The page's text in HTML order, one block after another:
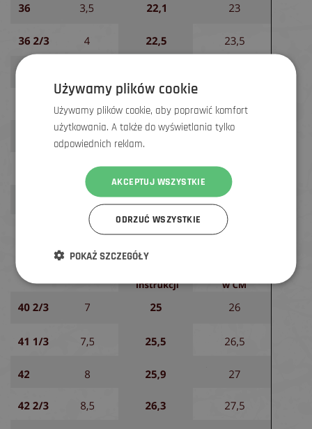
Używamy plików cookie
Używamy plików cookie, aby poprawić komfort
użytkowania. A także do wyświetlania tylko
odpowiednich reklam.
AKCEPTUJ WSZYSTKIE
ODRZUĆ WSZYSTKIE
POKAŻ SZCZEGÓŁY